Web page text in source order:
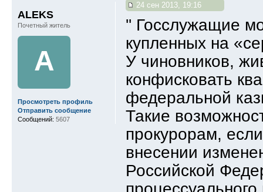
24 сен 2013, 19:16
'' Госслужащие
купленных на
У чиновников,
конфисковать
федеральной
Такие
прокурорам,
внесении
Российской
ALEKS
Почетный житель
A
Просмотреть профиль
Отправить сообщение
Сообщений: 5607